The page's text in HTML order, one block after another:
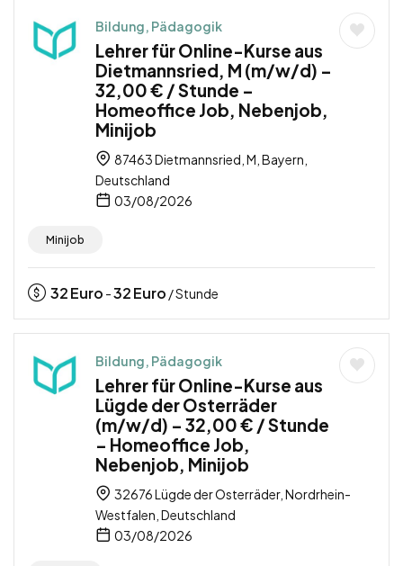
Bildung, Pädagogik
Lehrer für Online-Kurse aus
Dietmannsried, M (m/w/d) –
32,00 € / Stunde –
Homeoffice Job, Nebenjob,
Minijob
87463 Dietmannsried, M, Bayern,
Deutschland
03/08/2026
Minijob
32Euro -32Euro / Stunde
Bildung, Pädagogik
Lehrer für Online-Kurse aus
Lügde der Osterräder
(m/w/d) – 32,00 € / Stunde
– Homeoffice Job,
Nebenjob, Minijob
32676 Lügde der Osterräder, Nordrhein-
Westfalen, Deutschland
03/08/2026